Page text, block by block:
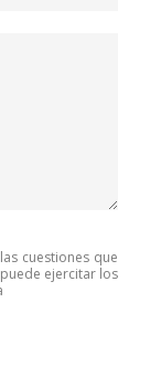
cuestiones que
ejercitar los